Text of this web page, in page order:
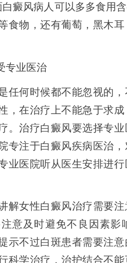
癜风病人可以多多食用
食物，还有葡萄，黑木
业医治
何时候都不能忽视的，
，在治疗上不能急于求
。治疗白癜风要选择专
专注于白癜风疾病医治
业医院听从医生安排进
女性白癜风治疗需要注
意及时避免不良因素影
示不过白斑患者需要注
科学治疗，治护结合不